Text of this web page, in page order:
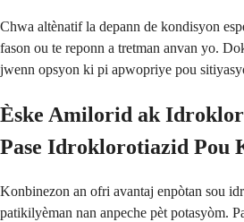
Chwa altènatif la depann de kondisyon
fason ou te reponn a tretman anvan yo.
jwenn opsyon ki pi apwopriye pou
Èske Amilorid ak
Pase Idroklorotiazid Pou
Konbinezon an ofri avantaj enpòtan sou
patikilyèman nan anpeche pèt potasyòm.